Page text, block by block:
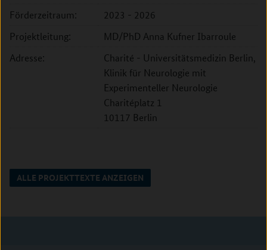
Förderzeitraum:
2023 - 2026
Projektleitung:
MD/PhD Anna Kufner Ibarroule
Adresse:
Charité - Universitätsmedizin Berlin,
Klinik für Neurologie mit
Experimenteller Neurologie
Charitéplatz 1
10117 Berlin
ALLE PROJEKTTEXTE ANZEIGEN